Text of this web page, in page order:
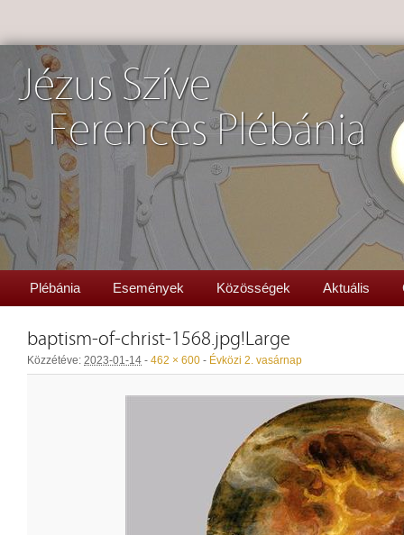
Jézus Szíve
Ferences Plébánia
Plébánia Események Közösségek Aktuális
baptism-of-christ-1568.jpg!Large
Közzétéve: 2023-01-14 - 462 × 600 - Évközi 2. vasárnap